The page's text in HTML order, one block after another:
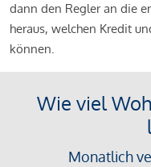
dann den Regler an die
heraus, welchen Kredit
können.
Wie viel
Monatlich